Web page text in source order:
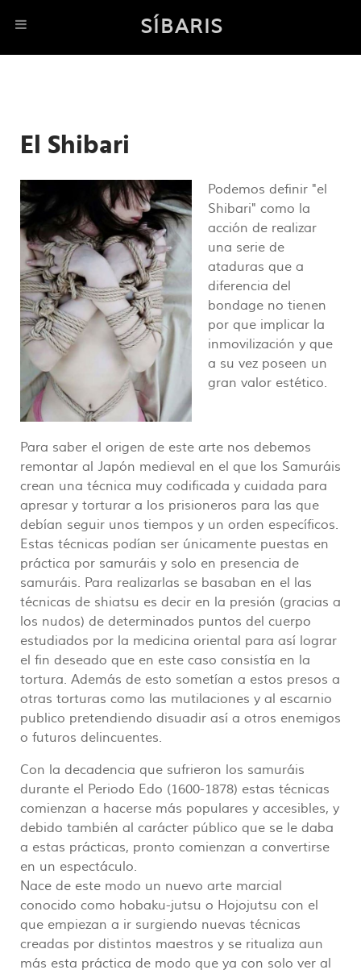
SÍBARIS
El Shibari
Podemos definir "el
Shibari" como la
acción de realizar
una serie de
ataduras que a
diferencia del
bondage no tienen
por que implicar la
inmovilización y que
a su vez poseen un
gran valor estético.
Para saber el origen de este arte nos debemos
remontar al Japón medieval en el que los Samuráis
crean una técnica muy codificada y cuidada para
apresar y torturar a los prisioneros para las que
debían seguir unos tiempos y un orden específicos.
Estas técnicas podían ser únicamente puestas en
práctica por samuráis y solo en presencia de
samuráis. Para realizarlas se basaban en el las
técnicas de shiatsu es decir en la presión (gracias a
los nudos) de determinados puntos del cuerpo
estudiados por la medicina oriental para así lograr
el fin deseado que en este caso consistía en la
tortura. Además de esto sometían a estos presos a
otras torturas como las mutilaciones y al escarnio
publico pretendiendo disuadir así a otros enemigos
o futuros delincuentes.
Con la decadencia que sufrieron los samuráis
durante el Periodo Edo (1600-1878) estas técnicas
comienzan a hacerse más populares y accesibles, y
debido también al carácter público que se le daba
a estas prácticas, pronto comienzan a convertirse
en un espectáculo.
Nace de este modo un nuevo arte marcial
conocido como hobaku-jutsu o Hojojutsu con el
que empiezan a ir surgiendo nuevas técnicas
creadas por distintos maestros y se ritualiza aun
más esta práctica de modo que ya con solo ver al